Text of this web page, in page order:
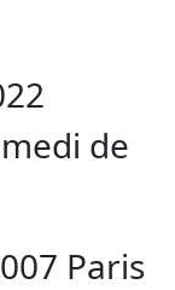
de
Paris